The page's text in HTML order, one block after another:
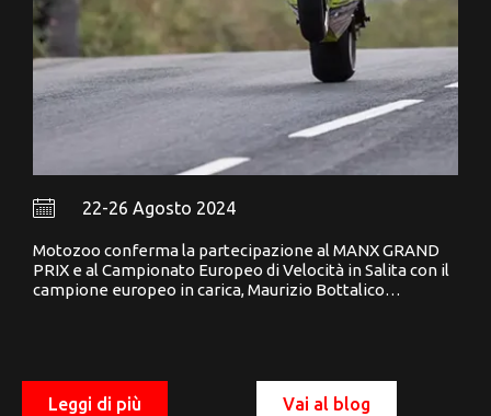
22-26 Agosto 2024
Motozoo conferma la partecipazione al MANX GRAND
PRIX e al Campionato Europeo di Velocità in Salita con il
campione europeo in carica, Maurizio Bottalico…
Leggi di più Vai al blog